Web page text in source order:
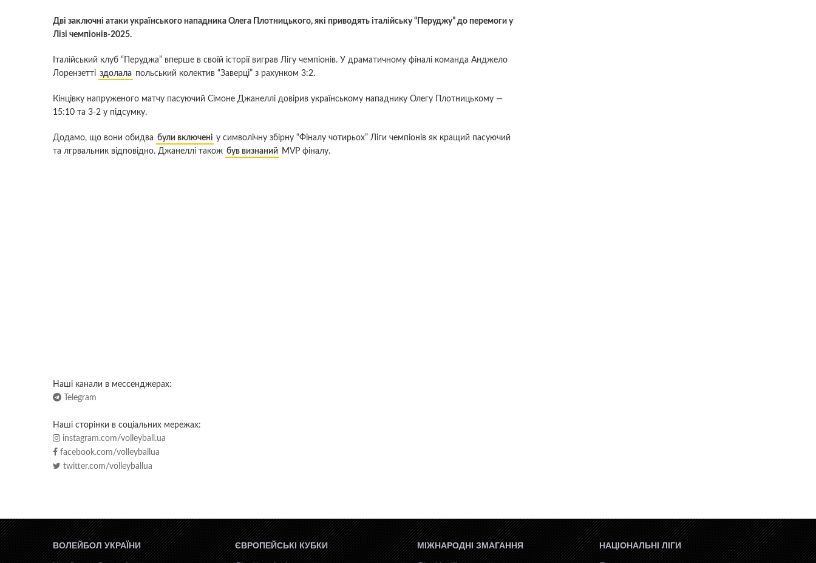
Дві заключні атаки українського нападника Олега Плотницького, які приводять італійську “Перуджу” до перемоги у
Лізі чемпіонів-2025.
Італійський клуб “Перуджа” вперше в своїй історії виграв Лігу чемпіонів. У драматичному фіналі команда Анджело
Лорензетті здолала польський колектив “Заверці” з рахунком 3:2.
Кінцівку напруженого матчу пасуючий Сімоне Джанеллі довірив українському нападнику Олегу Плотницькому —
15:10 та 3-2 у підсумку.
Додамо, що вони обидва були включені у символічну збірну “Фіналу чотирьох” Ліги чемпіонів як кращий пасуючий
та лгрвальник відповідно. Джанеллі також був визнаний MVP фіналу.
Наші канали в мессенджерах:
Telegram
Наші сторінки в соціальних мережах:
instagram.com/volleyball.ua
facebook.com/volleyballua
twitter.com/volleyballua
ВОЛЕЙБОЛ УКРАЇНИ ЄВРОПЕЙСЬКІ КУБКИ МІЖНАРОДНІ ЗМАГАННЯ НАЦІОНАЛЬНІ ЛІГИ